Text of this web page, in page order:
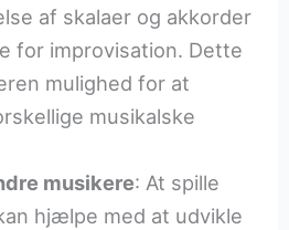
af skalaer og akkorder
for improvisation. Dette
mulighed for at
musikalske
musikere: At spille
hjælpe med at udvikle